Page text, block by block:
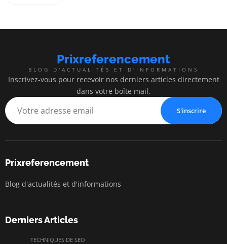
Prixreferencement
BLOG D'ACTUALITÉS ET D'INFORMATIONS
Inscrivez-vous pour recevoir nos derniers articles directement
dans votre boîte mail.
S'inscrire
Prixreferencement
Blog d'actualités et d'informations
Derniers Articles
TECHNIQUES DE SEO